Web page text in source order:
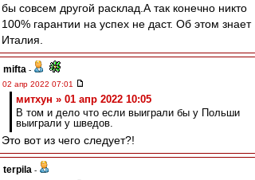
бы совсем другой расклад.А так конечно никто
100% гарантии на успех не даст. Об этом знает
Италия.
mifta -
02 апр 2022 07:01
митхун » 01 апр 2022 10:05
В том и дело что если выиграли бы у Польши
выиграли у шведов.
Это вот из чего следует?!
terpila -